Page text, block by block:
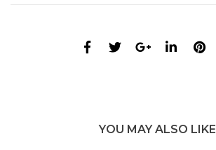
YOU MAY ALSO LIKE